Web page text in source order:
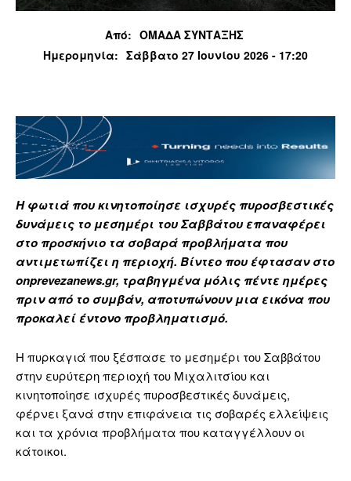
Από: ΟΜΑΔΑ ΣΥΝΤΑΞΗΣ
Ημερομηνία: Σάββατο 27 Ιουνίου 2026 - 17:20
Η φωτιά που κινητοποίησε ισχυρές πυροσβεστικές
δυνάμεις το μεσημέρι του Σαββάτου επαναφέρει
στο προσκήνιο τα σοβαρά προβλήματα που
αντιμετωπίζει η περιοχή. Βίντεο που έφτασαν στο
onprevezanews.gr, τραβηγμένα μόλις πέντε ημέρες
πριν από το συμβάν, αποτυπώνουν μια εικόνα που
προκαλεί έντονο προβληματισμό.
Η πυρκαγιά που ξέσπασε το μεσημέρι του Σαββάτου
στην ευρύτερη περιοχή του Μιχαλιτσίου και
κινητοποίησε ισχυρές πυροσβεστικές δυνάμεις,
φέρνει ξανά στην επιφάνεια τις σοβαρές ελλείψεις
και τα χρόνια προβλήματα που καταγγέλλουν οι
κάτοικοι.